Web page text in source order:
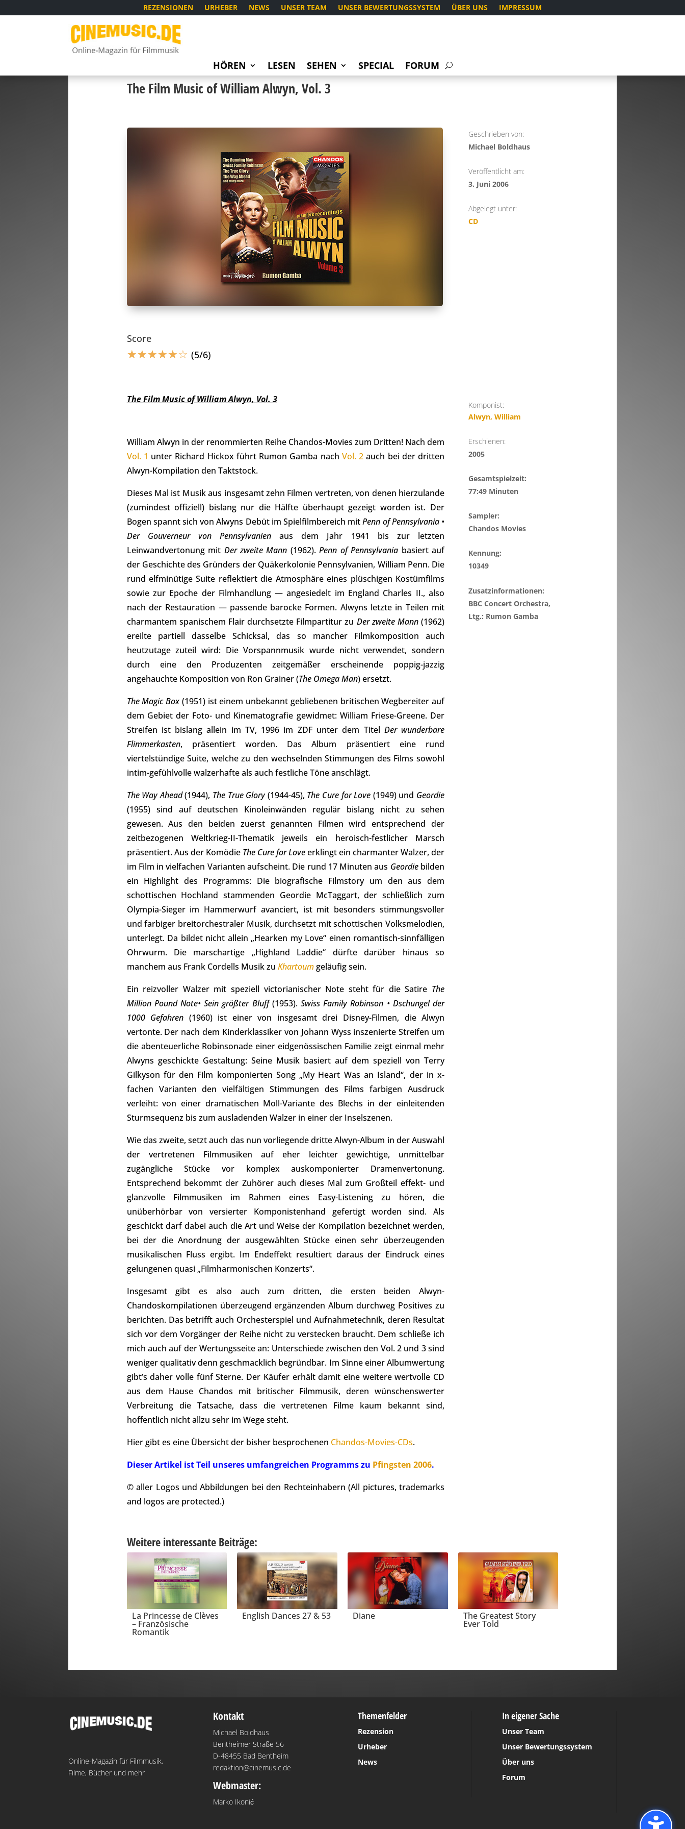
REZENSIONEN URHEBER NEWS UNSER TEAM UNSER BEWERTUNGSSYSTEM ÜBER UNS IMPRESSUM
HÖREN LESEN SEHEN SPECIAL FORUM
The Film Music of William Alwyn, Vol. 3
Geschrieben von:
Michael Boldhaus
Veröffentlicht am:
3. Juni 2006
Abgelegt unter:
CD
Score
☆☆☆☆☆☆ (5/6)
The Film Music of William Alwyn, Vol. 3
William Alwyn in der renommierten Reihe Chandos-Movies zum Dritten! Nach dem
Vol. 1 unter Richard Hickox führt Rumon Gamba nach Vol. 2 auch bei der dritten
Alwyn-Kompilation den Taktstock.
Dieses Mal ist Musik aus insgesamt zehn Filmen vertreten, von denen hierzulande
(zumindest offiziell) bislang nur die Hälfte überhaupt gezeigt worden ist. Der
Bogen spannt sich von Alwyns Debüt im Spielfilmbereich mitPenn of Pennsylvania •
Der Gouverneur von Pennsylvanien aus dem Jahr 1941 bis zur letzten
Leinwandvertonung mit Der zweite Mann (1962).Penn of Pennsylvania basiert auf
der Geschichte des Gründers der Quäkerkolonie Pennsylvanien, William Penn. Die
rund elfminütige Suite reflektiert die Atmosphäre eines plüschigen Kostümfilms
sowie zur Epoche der Filmhandlung — angesiedelt im England Charles II., also
nach der Restauration — passende barocke Formen. Alwyns letzte in Teilen mit
charmantem spanischem Flair durchsetzte Filmpartitur zu Der zweite Mann(1962)
ereilte partiell dasselbe Schicksal, das so mancher Filmkomposition auch
heutzutage zuteil wird: Die Vorspannmusik wurde nicht verwendet, sondern
durch eine den Produzenten zeitgemäßer erscheinende poppig-jazzig
angehauchte Komposition von Ron Grainer (The Omega Man) ersetzt.
The Magic Box (1951) ist einem unbekannt gebliebenen britischen Wegbereiter auf
dem Gebiet der Foto- und Kinematografie gewidmet: William Friese-Greene. Der
Streifen ist bislang allein im TV, 1996 im ZDF unter dem Titel Der wunderbare
Flimmerkasten, präsentiert worden. Das Album präsentiert eine rund
viertelstündige Suite, welche zu den wechselnden Stimmungen des Films sowohl
intim-gefühlvolle walzerhafte als auch festliche Töne anschlägt.
The Way Ahead(1944), The True Glory(1944-45), The Cure for Love (1949) und Geordie
(1955) sind auf deutschen Kinoleinwänden regulär bislang nicht zu sehen
gewesen. Aus den beiden zuerst genannten Filmen wird entsprechend der
zeitbezogenen Weltkrieg-II-Thematik jeweils ein heroisch-festlicher Marsch
präsentiert. Aus der Komödie The Cure for Loveerklingt ein charmanter Walzer, der
im Film in vielfachen Varianten aufscheint. Die rund 17 Minuten aus Geordiebilden
ein Highlight des Programms: Die biografische Filmstory um den aus dem
schottischen Hochland stammenden Geordie McTaggart, der schließlich zum
Olympia-Sieger im Hammerwurf avanciert, ist mit besonders stimmungsvoller
und farbiger breitorchestraler Musik, durchsetzt mit schottischen Volksmelodien,
unterlegt. Da bildet nicht allein „Hearken my Love“ einen romantisch-sinnfälligen
Ohrwurm. Die marschartige „Highland Laddie“ dürfte darüber hinaus so
manchem aus Frank Cordells Musik zu Khartoumgeläufig sein.
Ein reizvoller Walzer mit speziell victorianischer Note steht für die Satire The
Million Pound Note• Sein größter Bluff(1953).Swiss Family Robinson • Dschungel der
1000 Gefahren (1960) ist einer von insgesamt drei Disney-Filmen, die Alwyn
vertonte. Der nach dem Kinderklassiker von Johann Wyss inszenierte Streifen um
die abenteuerliche Robinsonade einer eidgenössischen Familie zeigt einmal mehr
Alwyns geschickte Gestaltung: Seine Musik basiert auf dem speziell von Terry
Gilkyson für den Film komponierten Song „My Heart Was an Island“, der in x-
fachen Varianten den vielfältigen Stimmungen des Films farbigen Ausdruck
verleiht: von einer dramatischen Moll-Variante des Blechs in der einleitenden
Sturmsequenz bis zum ausladenden Walzer in einer der Inselszenen.
Wie das zweite, setzt auch das nun vorliegende dritte Alwyn-Album in der Auswahl
der vertretenen Filmmusiken auf eher leichter gewichtige, unmittelbar
zugängliche Stücke vor komplex auskomponierter Dramenvertonung.
Entsprechend bekommt der Zuhörer auch dieses Mal zum Großteil effekt- und
glanzvolle Filmmusiken im Rahmen eines Easy-Listening zu hören, die
unüberhörbar von versierter Komponistenhand gefertigt worden sind. Als
geschickt darf dabei auch die Art und Weise der Kompilation bezeichnet werden,
bei der die Anordnung der ausgewählten Stücke einen sehr überzeugenden
musikalischen Fluss ergibt. Im Endeffekt resultiert daraus der Eindruck eines
gelungenen quasi „Filmharmonischen Konzerts“.
Insgesamt gibt es also auch zum dritten, die ersten beiden Alwyn-
Chandoskompilationen überzeugend ergänzenden Album durchweg Positives zu
berichten. Das betrifft auch Orchesterspiel und Aufnahmetechnik, deren Resultat
sich vor dem Vorgänger der Reihe nicht zu verstecken braucht. Dem schließe ich
mich auch auf der Wertungsseite an: Unterschiede zwischen den Vol. 2 und 3 sind
weniger qualitativ denn geschmacklich begründbar. Im Sinne einer Albumwertung
gibt’s daher volle fünf Sterne. Der Käufer erhält damit eine weitere wertvolle CD
aus dem Hause Chandos mit britischer Filmmusik, deren wünschenswerter
Verbreitung die Tatsache, dass die vertretenen Filme kaum bekannt sind,
hoffentlich nicht allzu sehr im Wege steht.
Hier gibt es eine Übersicht der bisher besprochenen Chandos-Movies-CDs.
Dieser Artikel ist Teil unseres umfangreichen Programms zu Pfingsten 2006.
© aller Logos und Abbildungen bei den Rechteinhabern (All pictures, trademarks
and logos are protected.)
Komponist:
Alwyn, William
Erschienen:
2005
Gesamtspielzeit:
77:49 Minuten
Sampler:
Chandos Movies
Kennung:
10349
Zusatzinformationen:
BBC Concert Orchestra,
Ltg.: Rumon Gamba
Weitere interessante Beiträge:
La Princesse de Clèves
– Französische
Romantik
English Dances 27 & 53 Diane The Greatest Story
Ever Told
Online-Magazin für Filmmusik,
Filme, Bücher und mehr
Kontakt
Michael Boldhaus
Bentheimer Straße 56
D-48455 Bad Bentheim
redaktion@cinemusic.de
Webmaster:
Marko Ikonić
Themenfelder
Rezension
Urheber
News
In eigener Sache
Unser Team
Unser Bewertungssystem
Über uns
Forum